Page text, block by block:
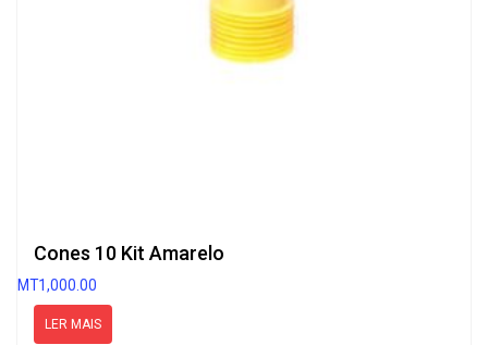
Cones 10 Kit Amarelo
MT1,000.00
LER MAIS